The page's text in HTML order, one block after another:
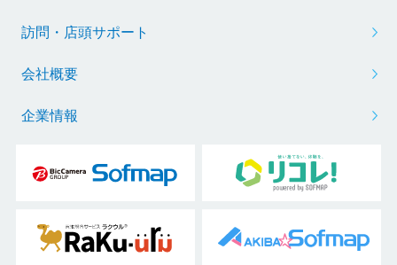
訪問・店頭サポート
会社概要
企業情報